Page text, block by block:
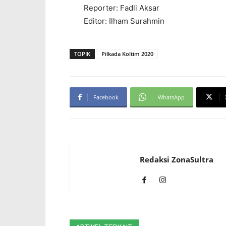
Reporter: Fadli Aksar
Editor: Ilham Surahmin
TOPIK Pilkada Koltim 2020
Facebook WhatsApp
Redaksi ZonaSultra